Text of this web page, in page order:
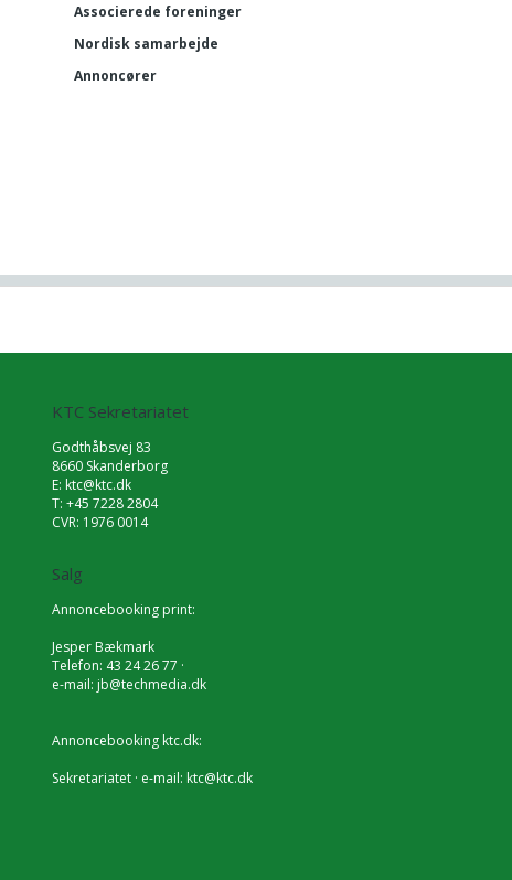
Associerede foreninger
Nordisk samarbejde
Annoncører
KTC Sekretariatet
Godthåbsvej 83
8660 Skanderborg
E: ktc@ktc.dk
T: +45 7228 2804
CVR: 1976 0014
Salg
Annoncebooking print:
Jesper Bækmark
Telefon: 43 24 26 77 ·
e-mail: jb@techmedia.dk
Annoncebooking ktc.dk:
Sekretariatet · e-mail: ktc@ktc.dk